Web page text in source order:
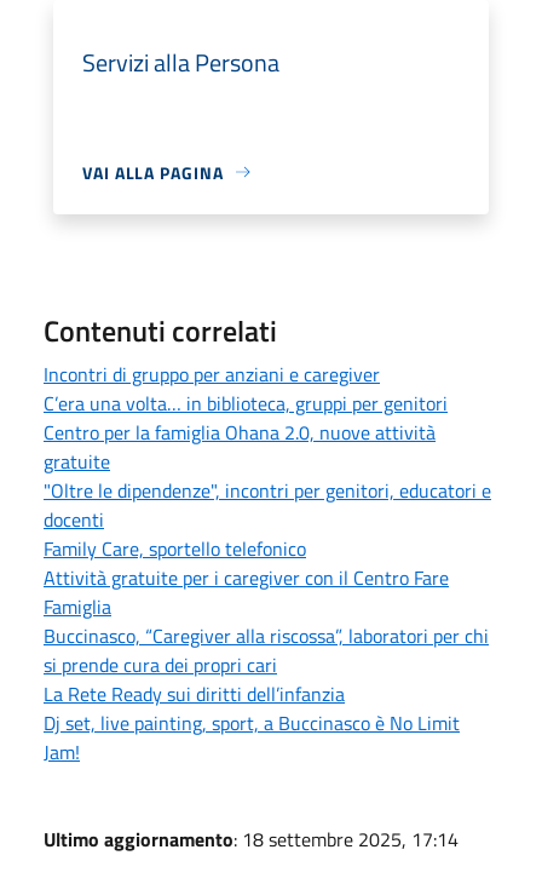
Servizi alla Persona
VAI ALLA PAGINA
Contenuti correlati
Incontri di gruppo per anziani e caregiver
C’era una volta… in biblioteca, gruppi per genitori
Centro per la famiglia Ohana 2.0, nuove attività
gratuite
"Oltre le dipendenze", incontri per genitori, educatori e
docenti
Family Care, sportello telefonico
Attività gratuite per i caregiver con il Centro Fare
Famiglia
Buccinasco, “Caregiver alla riscossa”, laboratori per chi
si prende cura dei propri cari
La Rete Ready sui diritti dell’infanzia
Dj set, live painting, sport, a Buccinasco è No Limit
Jam!
Ultimo aggiornamento: 18 settembre 2025, 17:14